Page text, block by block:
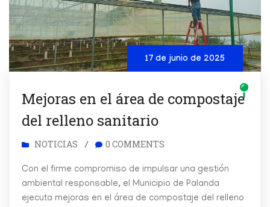
17 de junio de 2025
Mejoras en el área de compostaje
del relleno sanitario
NOTICIAS / 0 COMMENTS
Con el firme compromiso de impulsar una gestión
ambiental responsable, el Municipio de Palanda
ejecuta mejoras en el área de compostaje del relleno